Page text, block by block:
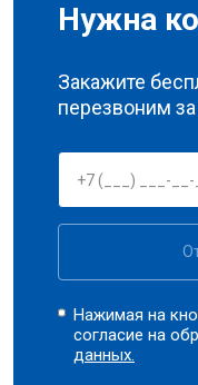
Нужна
Закажите
перезвоним
Нажимая на
согласие на
данных.